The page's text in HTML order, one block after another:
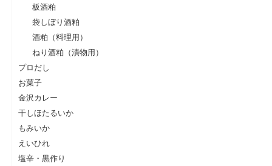
板酒粕
袋しぼり酒粕
酒粕（料理用）
ねり酒粕（漬物用）
プロだし
お菓子
金沢カレー
干しほたるいか
もみいか
えいひれ
塩辛・黒作り